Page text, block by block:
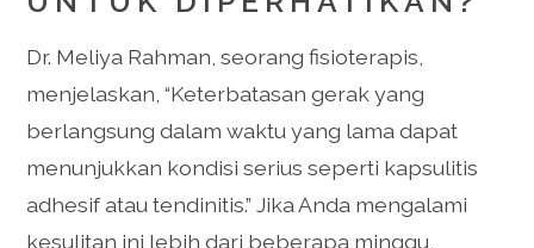
Dr. Meliya Rahman, seorang fisioterapis,
menjelaskan, “Keterbatasan gerak yang
berlangsung dalam waktu yang lama dapat
menunjukkan kondisi serius seperti kapsulitis
adhesif atau tendinitis.” Jika Anda mengalami
kesulitan ini lebih dari beberapa minggu,